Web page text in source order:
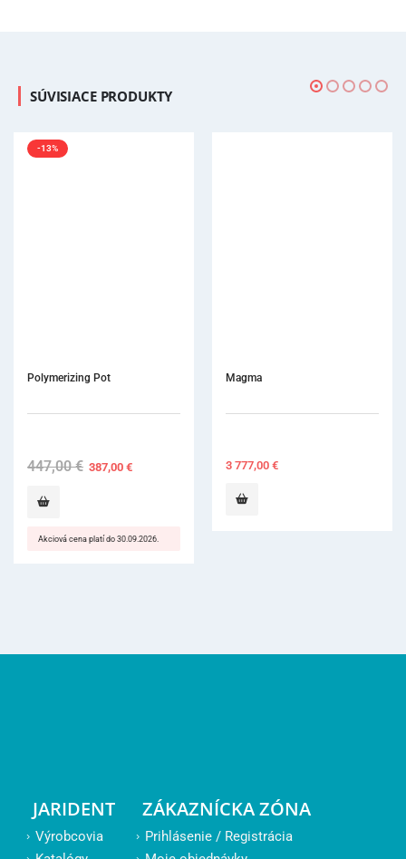
SÚVISIACE PRODUKTY
Magma
3 777,00€
JARIDENT
Výrobcovia
ZÁKAZNÍCKA ZÓNA
Prihlásenie / Registrácia